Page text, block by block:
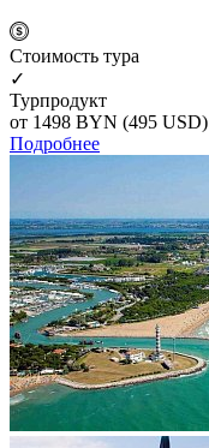
Cтоимость тура
✓
Турпродукт
от 1498 BYN (495 USD)
Подробнее